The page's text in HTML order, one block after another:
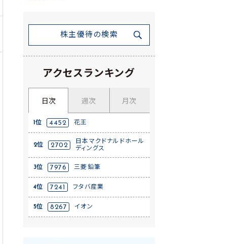
株主優待の検索
アクセスランキング
日次 週次 月次
1位 4452 花王
2位 2702
日本マクドナルドホール
ディングス
3位 7976 三菱鉛筆
4位 7241 フタバ産業
5位 8267 イオン